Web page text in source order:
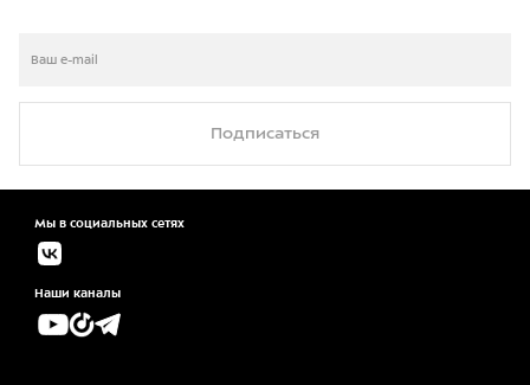
Подписаться
Мы в социальных сетях
Наши каналы